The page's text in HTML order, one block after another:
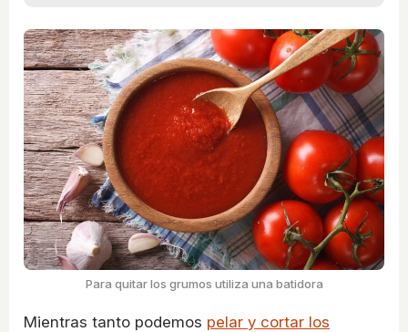
Para quitar los grumos utiliza una batidora
Mientras tanto podemos pelar y cortar los